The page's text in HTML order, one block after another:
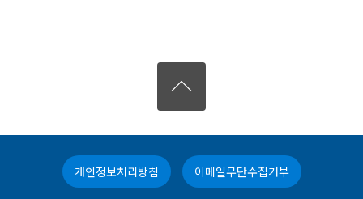
개인정보처리방침 이메일무단수집거부